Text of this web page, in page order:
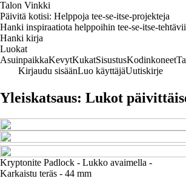
Talon Vinkki
Päivitä kotisi: Helppoja tee-se-itse-projekteja
Hanki inspiraatiota helppoihin tee-se-itse-
Hanki kirja
Luokat
AsuinpaikkaKevytKukatSisustusKodinkoneet
Kirjaudu sisäänLuo käyttäjäUutiskirje
Yleiskatsaus: Lukot
Kryptonite Padlock - Lukko avaimella -
Karkaistu teräs - 44 mm